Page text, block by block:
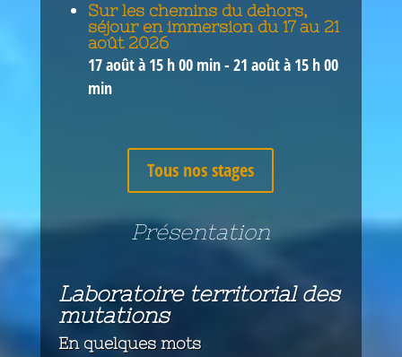
Sur les chemins du dehors,
séjour en immersion du 17 au 21
août 2026
17 août à 15 h 00 min-21 août à 15 h 00
min
Tous nos stages
Présentation
Laboratoire territorial des
mutations
En quelques mots